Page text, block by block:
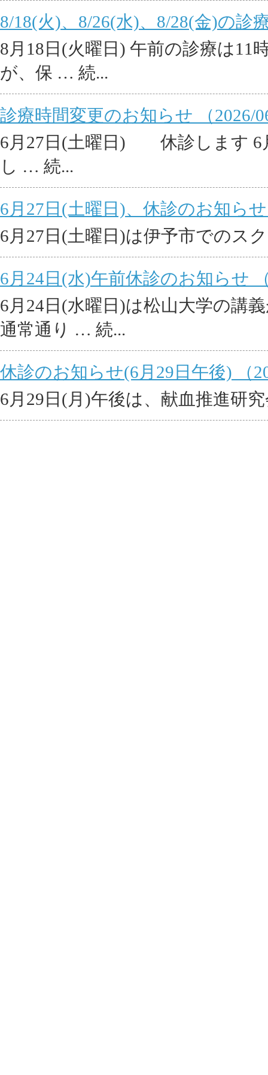
8/18(火)、8/26(水)、8/28(金)の診
8月18日(火曜日) 午前の診療は11
が、保 … 続...
診療時間変更のお知らせ （2026/
6月27日(土曜日) 休診します
し … 続...
6月27日(土曜日)、休診のお知ら
6月27日(土曜日)は伊予市でのス
6月24日(水)午前休診のお知らせ
6月24日(水曜日)は松山大学の講
通常通り … 続...
休診のお知らせ(6月29日午後) （
6月29日(月)午後は、献血推進研